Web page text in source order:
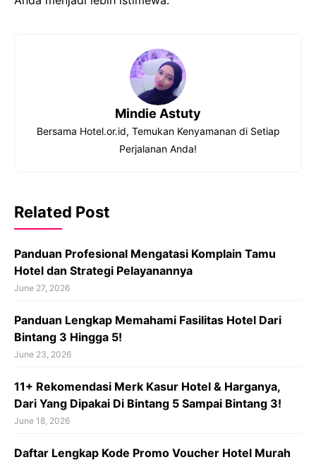
Mindie Astuty
Bersama Hotel.or.id, Temukan Kenyamanan di Setiap
Perjalanan Anda!
Related Post
Panduan Profesional Mengatasi Komplain Tamu
Hotel dan Strategi Pelayanannya
June 27, 2026
Panduan Lengkap Memahami Fasilitas Hotel Dari
Bintang 3 Hingga 5!
June 23, 2026
11+ Rekomendasi Merk Kasur Hotel & Harganya,
Dari Yang Dipakai Di Bintang 5 Sampai Bintang 3!
June 18, 2026
Daftar Lengkap Kode Promo Voucher Hotel Murah